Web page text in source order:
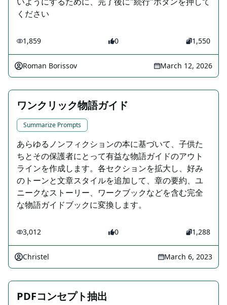
ください
1,859 0 1,550
Roman Borissov March 12, 2026
ワンクリック物語ガイド
Summarize Prompts
あらゆるノンフィクションの本に基づいて、子供た
ちとその保護者にとって有益な物語ガイドのアウト
ラインを作成します。各セクションを拡大し、好み
のトーンと文章スタイルを追加して、章の要約、ユ
ニークなストーリー、ワークブックなどを含む完全
な物語ガイドブックに変換します。
3,012 0 1,288
Christel March 6, 2023
PDFコンセプト抽出